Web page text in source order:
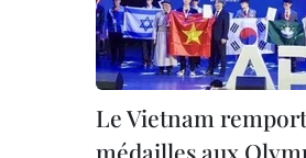
Le Vietnam
médailles aux